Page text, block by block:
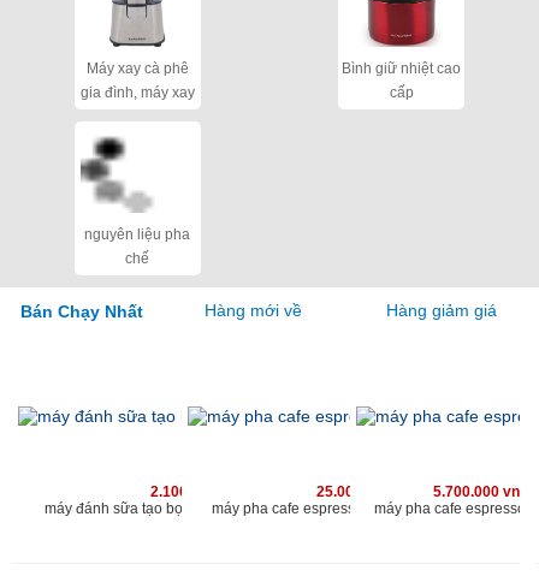
Máy xay cà phê
gia đình, máy xay
Bình giữ nhiệt cao
cấp
nguyên liệu pha
chế
Bán Chạy Nhất Hàng mới về Hàng giảm giá
2.100.000 vnđ
máy đánh sữa tạo bọt chuyên nghiệp cho quán
25.000.000 vnđ
máy pha cafe espresso chuyên nghiệp kahchan
5.700.000 vnđ
máy pha cafe espresso